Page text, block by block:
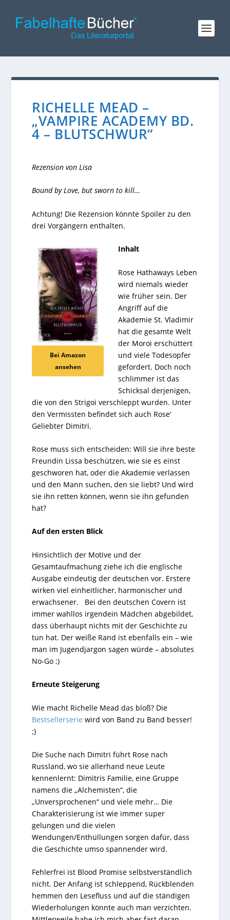
RICHELLE MEAD –
„VAMPIRE ACADEMY BD.
4 – BLUTSCHWUR“
Rezension von Lisa
Bound by Love, but sworn to kill…
Achtung! Die Rezension könnte Spoiler zu den
drei Vorgängern enthalten.
Bei Amazon
ansehen
Inhalt
Rose Hathaways Leben
wird niemals wieder
wie früher sein. Der
Angriff auf die
Akademie St. Vladimir
hat die gesamte Welt
der Moroi erschüttert
und viele Todesopfer
gefordert. Doch noch
schlimmer ist das
Schicksal derjenigen,
die von den Strigoi verschleppt wurden. Unter
den Vermissten befindet sich auch Rose‘
Geliebter Dimitri.
Rose muss sich entscheiden: Will sie ihre beste
Freundin Lissa beschützen, wie sie es einst
geschworen hat, oder die Akademie verlassen
und den Mann suchen, den sie liebt? Und wird
sie ihn retten können, wenn sie ihn gefunden
hat?
Auf den ersten Blick
Hinsichtlich der Motive und der
Gesamtaufmachung ziehe ich die englische
Ausgabe eindeutig der deutschen vor. Erstere
wirken viel einheitlicher, harmonischer und
erwachsener. Bei den deutschen Covern ist
immer wahllos irgendein Mädchen abgebildet,
dass überhaupt nichts mit der Geschichte zu
tun hat. Der weiße Rand ist ebenfalls ein – wie
man im Jugendjargon sagen würde – absolutes
No-Go ;)
Erneute Steigerung
Wie macht Richelle Mead das bloß? Die
Bestsellerseriewird von Band zu Band besser!
;)
Die Suche nach Dimitri führt Rose nach
Russland, wo sie allerhand neue Leute
kennenlernt: Dimitris Familie, eine Gruppe
namens die „Alchemisten“, die
„Unversprochenen“ und viele mehr… Die
Charakterisierung ist wie immer super
gelungen und die vielen
Wendungen/Enthüllungen sorgen dafür, dass
die Geschichte umso spannender wird.
Fehlerfrei ist Blood Promise selbstverständlich
nicht. Der Anfang ist schleppend, Rückblenden
hemmen den Lesefluss und auf die ständigen
Wiederholungen könnte auch man verzichten.